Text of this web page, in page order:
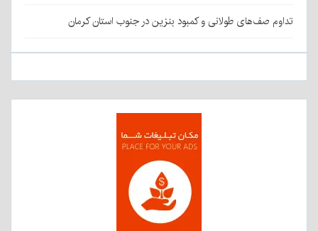
تداوم صف‌های طولانی و کمبود بنزین در جنوب استان کرمان